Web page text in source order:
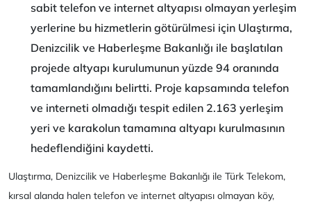
sabit telefon ve internet altyapısı olmayan yerleşim
yerlerine bu hizmetlerin götürülmesi için Ulaştırma,
Denizcilik ve Haberleşme Bakanlığı ile başlatılan
projede altyapı kurulumunun yüzde 94 oranında
tamamlandığını belirtti. Proje kapsamında telefon
ve interneti olmadığı tespit edilen 2.163 yerleşim
yeri ve karakolun tamamına altyapı kurulmasının
hedeflendiğini kaydetti.
Ulaştırma, Denizcilik ve Haberleşme Bakanlığı ile Türk Telekom,
kırsal alanda halen telefon ve internet altyapısı olmayan köy,